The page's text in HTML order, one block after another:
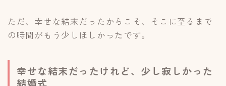
ただ、幸せな結末だったからこそ、そこに至るまで
の時間がもう少しほしかったです。
幸せな結末だったけれど、少し寂しかった
結婚式